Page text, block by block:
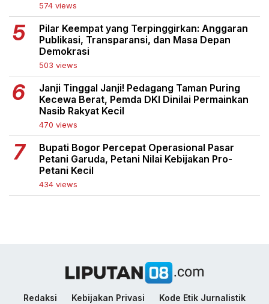
574 views
Pilar Keempat yang Terpinggirkan: Anggaran
Publikasi, Transparansi, dan Masa Depan
Demokrasi
503 views
Janji Tinggal Janji! Pedagang Taman Puring
Kecewa Berat, Pemda DKI Dinilai Permainkan
Nasib Rakyat Kecil
470 views
Bupati Bogor Percepat Operasional Pasar
Petani Garuda, Petani Nilai Kebijakan Pro-
Petani Kecil
434 views
Redaksi Kebijakan Privasi Kode Etik Jurnalistik